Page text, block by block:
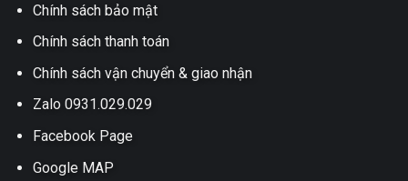
Chính sách bảo mật
Chính sách thanh toán
Chính sách vận chuyển & giao nhận
Zalo 0931.029.029
Facebook Page
Google MAP